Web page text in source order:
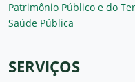
Patrimônio Público e do
Saúde Pública
SERVIÇOS